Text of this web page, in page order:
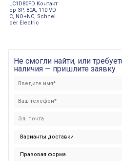
LC1D80FD Контакт
ор 3P, 80А, 110 VD
C, NO+NC, Schnei
der Electric
Не смогли найти, или
наличия — пришлите заявку